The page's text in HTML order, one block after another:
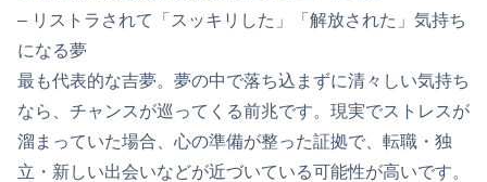
– リストラされて「スッキリした」「解放された」気持ち
になる夢
最も代表的な吉夢。夢の中で落ち込まずに清々しい気持ち
なら、チャンスが巡ってくる前兆です。現実でストレスが
溜まっていた場合、心の準備が整った証拠で、転職・独
立・新しい出会いなどが近づいている可能性が高いです。